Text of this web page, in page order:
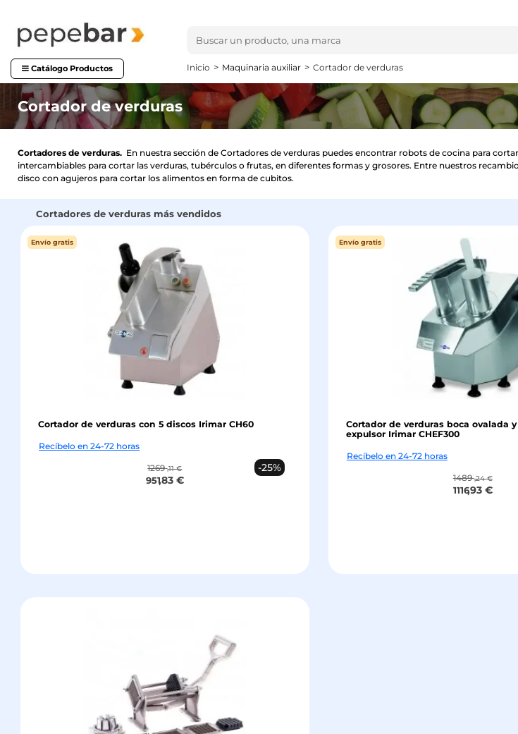
Catálogo Productos Inicio Maquinaria auxiliar Cortador de verduras
Cortador de verduras
Cortadores de verduras. En nuestra sección de Cortadores de verduras puedes encontrar robots de cocina para
intercambiables para cortar las verduras, tubérculos o frutas, en diferentes formas y grosores. Entre nuestros
disco con agujeros para cortar los alimentos en forma de cubitos.
Cortadores de verduras más vendidos
Envío gratis
Envío gratis
Cortador de verduras con 5 discos Irimar CH60
Recíbelo en 24-72 horas
1269 ,11 €
951,83 €
-25%
Envío gratis
Envío gratis
Cortador de verduras boca ovalada
expulsor Irimar CHEF300
Recíbelo en 24-72 horas
1489 ,24 €
1116,93 €